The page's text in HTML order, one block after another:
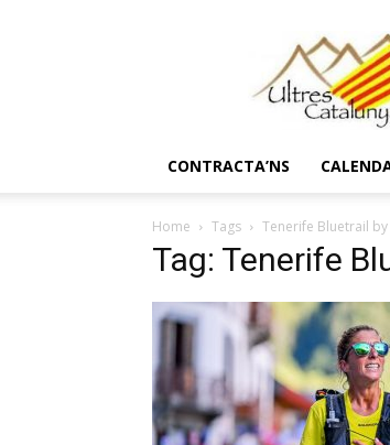
CONTRACTA’NS
Home Tags Tenerife Bluetrail by
Tag: Tenerife